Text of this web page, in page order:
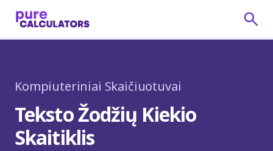
Kompiuteriniai Skaičiuotuvai
Teksto Žodžių Kiekio
Skaitiklis